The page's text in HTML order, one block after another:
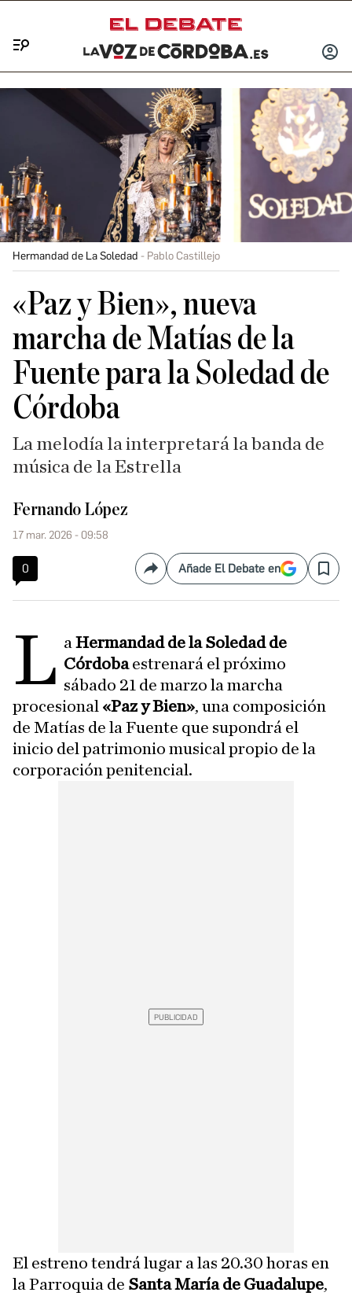
INICIAR
Hermandad de La Soledad Pablo Castillejo
«Paz y Bien», nueva
marcha de Matías de la
Fuente para la Soledad de
Córdoba
La melodía la interpretará la banda de
música de la Estrella
Fernando López
17 mar. 2026 - 09:58
0 CompartirAñade El Debate en Save
L aHermandad de la Soledad de
Córdobaestrenará el próximo
sábado 21 de marzo la marcha
procesional «Paz y Bien», una composición
de Matías de la Fuente que supondrá el
inicio del patrimonio musical propio de la
corporación penitencial.
El estreno tendrá lugar a las 20.30 horas en
la Parroquia de Santa María de Guadalupe,